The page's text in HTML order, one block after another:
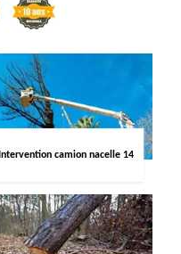
Intervention camion nacelle 14